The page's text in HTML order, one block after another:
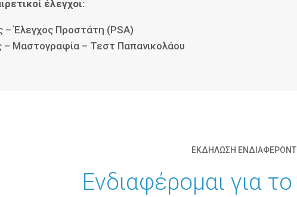
έλεγχοι:
– Έλεγχος Προστάτη (PSA)
– Μαστογραφία – Τεστ Παπανικολάου
ΕΚΔΗΛΩΣΗ
Ενδιαφέρομαι για